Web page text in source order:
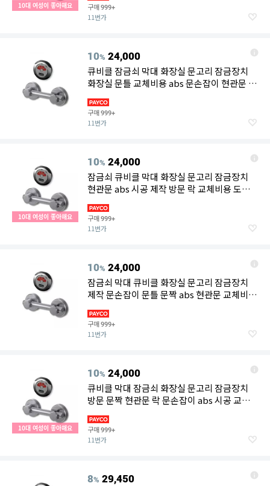
10대 여성이 좋아해요 구매999+
11번가
10% 24,000
큐비클 잠금쇠 막대 화장실 문고리 잠금장치
화장실 문틀 교체비용 abs 문손잡이 현관문 락
구매999+
11번가
10대 여성이 좋아해요
10% 24,000
잠금쇠 큐비클 막대 화장실 문고리 잠금장치
현관문 abs 시공 제작 방문 락 교체비용 도어
구매999+
11번가
10% 24,000
잠금쇠 막대 큐비클 화장실 문고리 잠금장치
제작 문손잡이 문틀 문짝 abs 현관문 교체비용
구매999+
11번가
10대 여성이 좋아해요
10% 24,000
큐비클 막대 잠금쇠 화장실 문고리 잠금장치
방문 문짝 현관문 락 문손잡이 abs 시공 교체
구매999+
11번가
8% 29,450